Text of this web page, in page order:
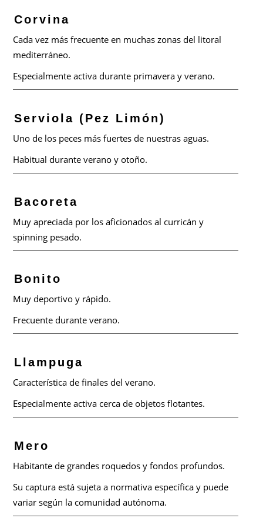
Corvina
Cada vez más frecuente en muchas zonas del litoral
mediterráneo.
Especialmente activa durante primavera y verano.
Serviola (Pez Limón)
Uno de los peces más fuertes de nuestras aguas.
Habitual durante verano y otoño.
Bacoreta
Muy apreciada por los aficionados al curricán y
spinning pesado.
Bonito
Muy deportivo y rápido.
Frecuente durante verano.
Llampuga
Característica de finales del verano.
Especialmente activa cerca de objetos flotantes.
Mero
Habitante de grandes roquedos y fondos profundos.
Su captura está sujeta a normativa específica y puede
variar según la comunidad autónoma.